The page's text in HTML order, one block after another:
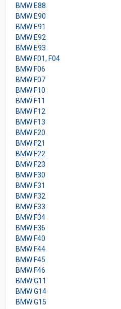
BMW E88
BMW E90
BMW E91
BMW E92
BMW E93
BMW F01, F04
BMW F06
BMW F07
BMW F10
BMW F11
BMW F12
BMW F13
BMW F20
BMW F21
BMW F22
BMW F23
BMW F30
BMW F31
BMW F32
BMW F33
BMW F34
BMW F36
BMW F40
BMW F44
BMW F45
BMW F46
BMW G11
BMW G14
BMW G15